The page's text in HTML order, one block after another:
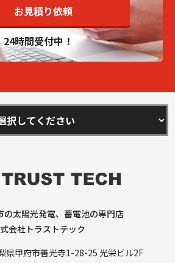
お見積り依頼
24時間受付中！
の太陽光発電、蓄電池の専門店
会社トラストテック
甲府市善光寺1-28-25 光栄ビル2F